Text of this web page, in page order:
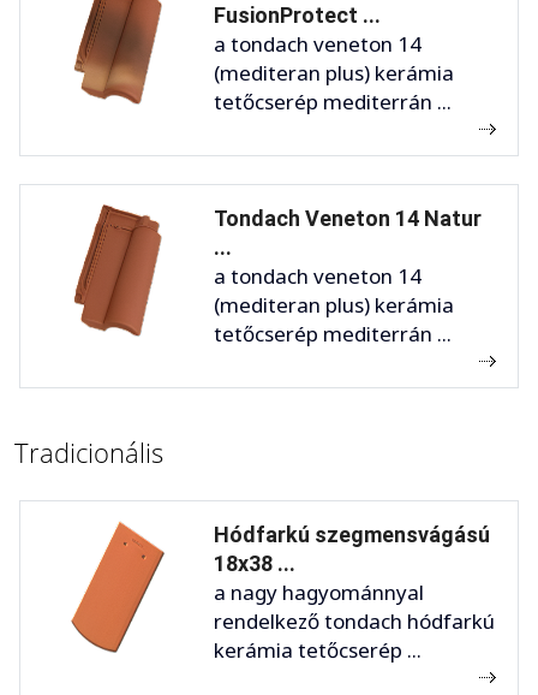
FusionProtect ...
a tondach veneton 14
(mediteran plus) kerámia
tetőcserép mediterrán ...
Tondach Veneton 14 Natur
...
a tondach veneton 14
(mediteran plus) kerámia
tetőcserép mediterrán ...
Tradicionális
Hódfarkú szegmensvágású
18x38 ...
a nagy hagyománnyal
rendelkező tondach hódfarkú
kerámia tetőcserép ...